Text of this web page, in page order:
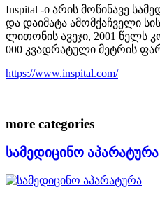
Inspital -ი არის მოწინავე
და დაიმატა ამომქაჩველი
ლითონის ავეჯი, 2001 წელს
000 კვადრატული მეტრის
https://www.inspital.com/
more categories
სამედიცინო აპარატურა